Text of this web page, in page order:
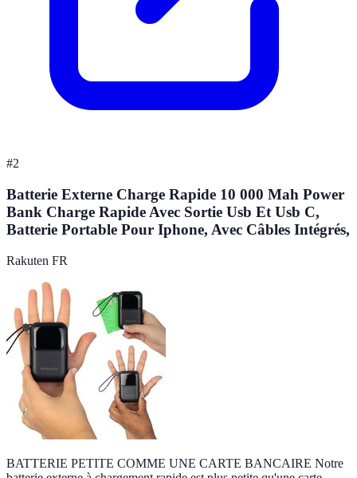
#2
Batterie Externe Charge Rapide 10 000 Mah Power
Bank Charge Rapide Avec Sortie Usb Et Usb C,
Batterie Portable Pour Iphone, Avec Câbles Intégrés,
Rakuten FR
BATTERIE PETITE COMME UNE CARTE BANCAIRE Notre